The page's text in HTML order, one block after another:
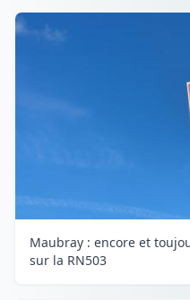
Maubray : encore et
sur la RN503